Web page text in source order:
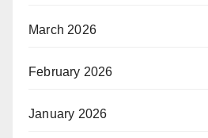
March 2026
February 2026
January 2026